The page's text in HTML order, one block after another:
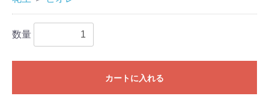
数量
カートに入れる